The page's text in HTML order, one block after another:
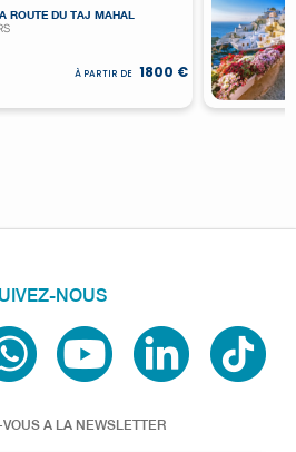
ROUTE DU TAJ MAHAL
À PARTIR DE 1800 €
NOUS
VOUS A LA NEWSLETTER